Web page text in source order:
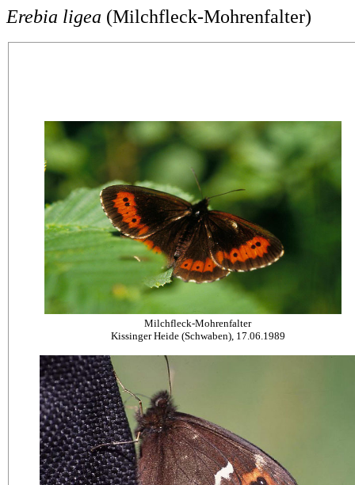
Erebia ligea (Milchfleck-Mohrenfalter)
Milchfleck-Mohrenfalter
Kissinger Heide (Schwaben), 17.06.1989